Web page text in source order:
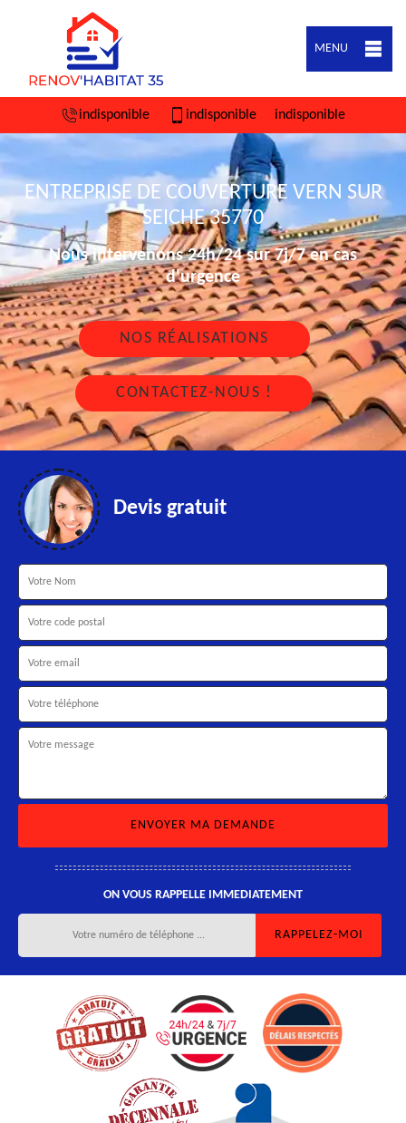
MENU
indisponible indisponible indisponible
ENTREPRISE DE COUVERTURE VERN SUR
SEICHE 35770
Nous intervenons 24h/24 sur 7j/7 en cas
d'urgence
NOS RÉALISATIONS
CONTACTEZ-NOUS !
Devis gratuit
ON VOUS RAPPELLE IMMEDIATEMENT